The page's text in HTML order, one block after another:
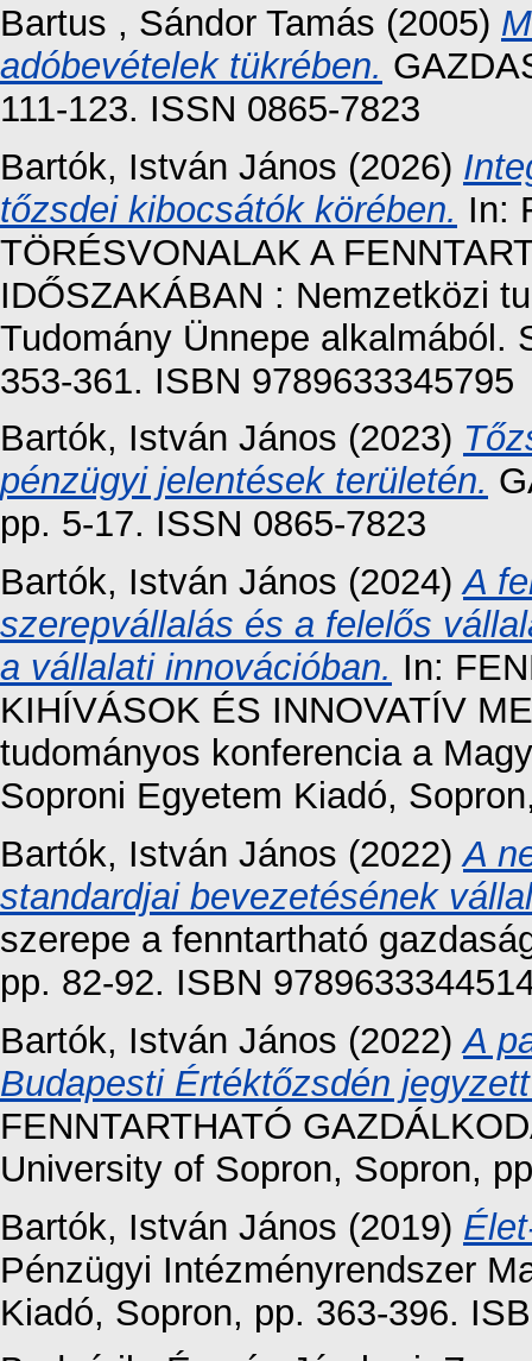
Bartus , Sándor Tamás (2005)
adóbevételek tükrében.
111-123. ISSN 0865-7823
Bartók, István János (2026)
tőzsdei kibocsátók körében. In:
TÖRÉSVONALAK A
IDŐSZAKÁBAN : Nemzetközi
Tudomány Ünnepe alkalmából.
353-361. ISBN 9789633345795
Bartók, István János (2023)
pénzügyi jelentések területén.
pp. 5-17. ISSN 0865-7823
Bartók, István János (2024)A
szerepvállalás és a felelős
a vállalati innovációban. In:
KIHÍVÁSOK ÉS INNOVATÍV
tudományos konferencia a
Soproni Egyetem Kiadó,
Bartók, István János (2022)A
standardjai bevezetésének
szerepe a fenntartható
pp. 82-92. ISBN
Bartók, István János (2022)A
Budapesti Értéktőzsdén
FENNTARTHATÓ
University of Sopron, Sopron,
Bartók, István János (2019)
Pénzügyi Intézményrendszer
Kiadó, Sopron, pp. 363-396.